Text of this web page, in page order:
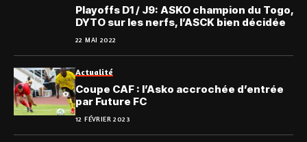
Playoffs D1 / J9: ASKO champion du Togo,
DYTO sur les nerfs, l’ASCK bien décidée
22 MAI 2022
Actualité
Coupe CAF : l’Asko accrochée d’entrée
par Future FC
12 FÉVRIER 2023